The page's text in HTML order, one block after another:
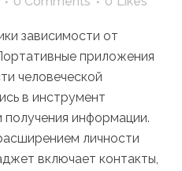
зависимости от
приложения
человеческой
в инструмент
информации.
личности
включает контакты,